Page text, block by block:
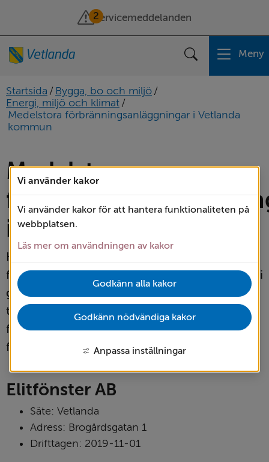
Vi använder kakor
Vi använder kakor för att hantera funktionaliteten på
webbplatsen.
Läs mer om användningen av kakor
Godkänn alla kakor
Godkänn nödvändiga kakor
Anpassa inställningar
2
Servicemeddelanden
Sök Meny
Startsida / Bygga, bo och miljö /
Energi, miljö och klimat /
Medelstora förbränningsanläggningar i Vetlanda
kommun
Medelstora
i Vetlanda kommun
Här hittar du registrerade medelstora
förbränningsanläggningar i kommunen som vi
genom miljö- och byggförvaltningen har
tillsynsansvar över. I Vetlanda kommun finns
fyra registrerade medelstora
förbränningsanläggningar.
Elitfönster AB
Säte: Vetlanda
Adress: Brogårdsgatan 1
Drifttagen: 2019-11-01